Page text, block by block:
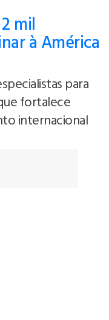
mil
à América
para
fortalece
internacional